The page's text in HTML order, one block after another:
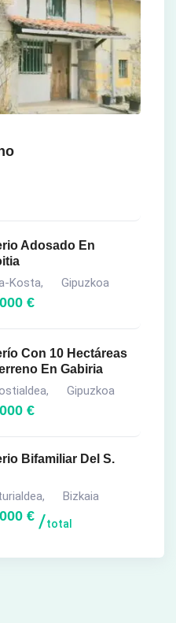
Adosado En
Kosta, Gipuzkoa
€
Con 10 Hectáreas
En Gabiria
, Gipuzkoa
€
Bifamiliar Del S.
, Bizkaia
€ total